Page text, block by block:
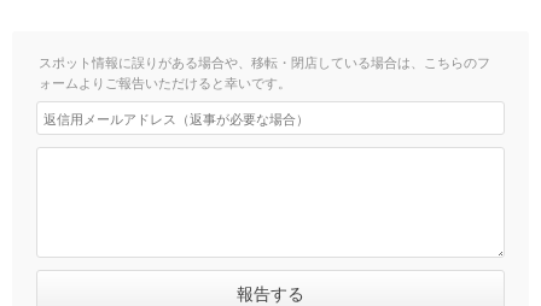
スポット情報に誤りがある場合や、移転・閉店している場合は、こちらのフ
ォームよりご報告いただけると幸いです。